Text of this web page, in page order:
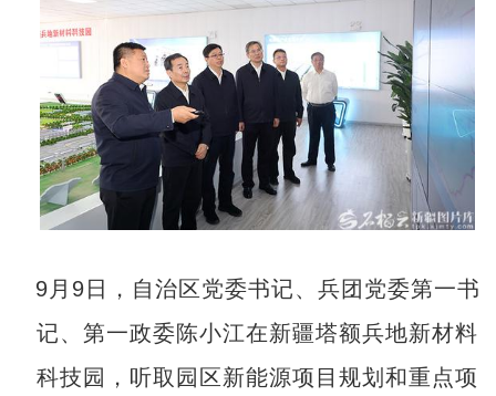
9月9日，自治区党委书记、兵团党委第一书
记、第一政委陈小江在新疆塔额兵地新材料
科技园，听取园区新能源项目规划和重点项